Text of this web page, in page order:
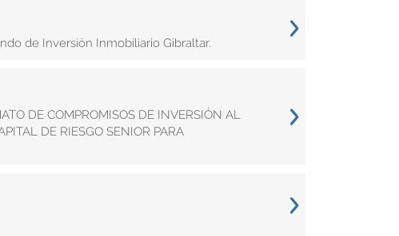
de Inversión Inmobiliario Gibraltar.
DE COMPROMISOS DE INVERSIÓN AL
DE RIESGO SENIOR PARA